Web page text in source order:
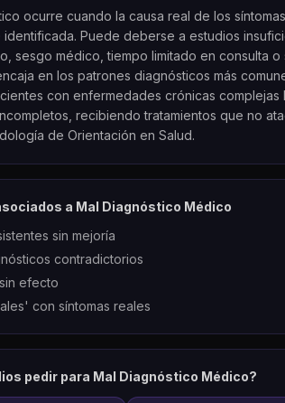
ocurre cuando la causa real de los
Puede deberse a estudios
sesgo médico, tiempo limitado en consulta o
en los patrones diagnósticos más
con enfermedades crónicas
recibiendo tratamientos que no
de Orientación en Salud.
a Mal Diagnóstico Médico
sin mejoría
contradictorios
efecto
con síntomas reales
pedir para Mal Diagnóstico Médico?